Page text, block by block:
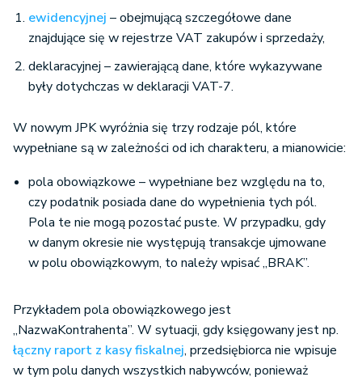
ewidencyjnej – obejmującą szczegółowe dane
znajdujące się w rejestrze VAT zakupów i sprzedaży,
deklaracyjnej – zawierającą dane, które wykazywane
były dotychczas w deklaracji VAT-7.
W nowym JPK wyróżnia się trzy rodzaje pól, które
wypełniane są w zależności od ich charakteru, a mianowicie:
pola obowiązkowe – wypełniane bez względu na to,
czy podatnik posiada dane do wypełnienia tych pól.
Pola te nie mogą pozostać puste. W przypadku, gdy
w danym okresie nie występują transakcje ujmowane
w polu obowiązkowym, to należy wpisać „BRAK”.
Przykładem pola obowiązkowego jest
„NazwaKontrahenta”. W sytuacji, gdy księgowany jest np.
łączny raport z kasy fiskalnej, przedsiębiorca nie wpisuje
w tym polu danych wszystkich nabywców, ponieważ